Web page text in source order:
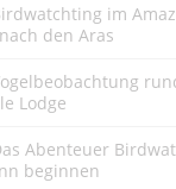
im
den Aras
Lodge
Abenteuer
beginnen